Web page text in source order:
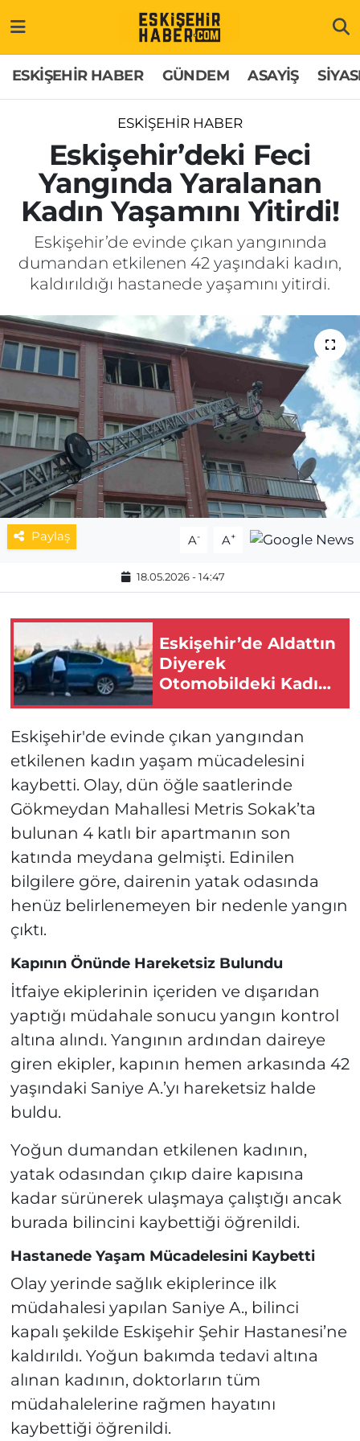
ESKİŞEHİR HABER GÜNDEM ASAYİŞ
ESKİŞEHİR HABER
Eskişehir’deki Feci
Yangında Yaralanan
Kadın Yaşamını Yitirdi!
Eskişehir’de evinde çıkan yangınında
dumandan etkilenen 42 yaşındaki kadın,
kaldırıldığı hastanede yaşamını yitirdi.
Paylaş A- A+
18.05.2026 - 14:47
Eskişehir’de Aldattın
Diyerek
Otomobildeki Kadını
Darbetti!
Eskişehir'de evinde çıkan yangından
etkilenen kadın yaşam mücadelesini
kaybetti. Olay, dün öğle saatlerinde
Gökmeydan Mahallesi Metris Sokak’ta
bulunan 4 katlı bir apartmanın son
katında meydana gelmişti. Edinilen
bilgilere göre, dairenin yatak odasında
henüz belirlenemeyen bir nedenle yangın
çıktı.
Kapının Önünde Hareketsiz Bulundu
İtfaiye ekiplerinin içeriden ve dışarıdan
yaptığı müdahale sonucu yangın kontrol
altına alındı. Yangının ardından daireye
giren ekipler, kapının hemen arkasında 42
yaşındaki Saniye A.’yı hareketsiz halde
buldu.
Yoğun dumandan etkilenen kadının,
yatak odasından çıkıp daire kapısına
kadar sürünerek ulaşmaya çalıştığı ancak
burada bilincini kaybettiği öğrenildi.
Hastanede Yaşam Mücadelesini Kaybetti
Olay yerinde sağlık ekiplerince ilk
müdahalesi yapılan Saniye A., bilinci
kapalı şekilde Eskişehir Şehir Hastanesi’ne
kaldırıldı. Yoğun bakımda tedavi altına
alınan kadının, doktorların tüm
müdahalelerine rağmen hayatını
kaybettiği öğrenildi.
GÜNDEM
ASAYİŞ
SİYASET
EKONOMİ
SAĞLIK
SPOR
MAGAZİN
ESKİŞEHİRSPOR
Hakkımızda
İletişim
Künye
Odunpazarı Trafik Yoğunluk Haritası
Süper Lig Puan Durumu ve Fikstür
Tüm Manşetler
Son Dakika Haberleri
Haber Arşivi